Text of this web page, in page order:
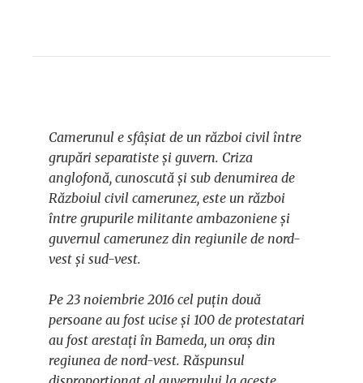
Camerunul e sfâșiat de un război civil între
grupări separatiste și guvern. Criza
anglofonă, cunoscută și sub denumirea de
Războiul civil camerunez, este un război
între grupurile militante ambazoniene și
guvernul camerunez din regiunile de nord-
vest și sud-vest.
Pe 23 noiembrie 2016 cel puțin două
persoane au fost ucise și 100 de protestatari
au fost arestați în Bameda, un oraș din
regiunea de nord-vest. Răspunsul